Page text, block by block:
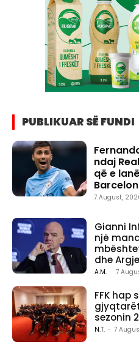
PUBLIKUAR SË FUNDI
ndaj
që e
7 August,
Gianni
një
dhe
A.M. - 7
FFK hap
sezonin
N.T. - 7